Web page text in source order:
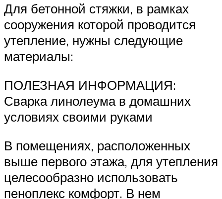
Для бетонной стяжки, в рамках
сооружения которой проводится
утепление, нужны следующие
материалы:
ПОЛЕЗНАЯ ИНФОРМАЦИЯ:
Сварка линолеума в домашних
условиях своими руками
В помещениях, расположенных
выше первого этажа, для утепления
целесообразно использовать
пеноплекс комфорт. В нем